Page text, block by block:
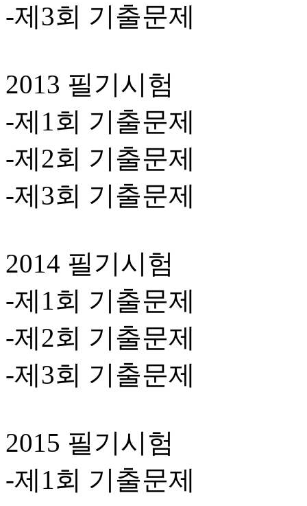
-제3회 기출문제
2013 필기시험
-제1회 기출문제
-제2회 기출문제
-제3회 기출문제
2014 필기시험
-제1회 기출문제
-제2회 기출문제
-제3회 기출문제
2015 필기시험
-제1회 기출문제